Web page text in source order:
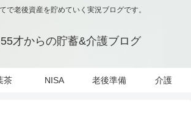
で老後資産を貯めていく実況ブログです。
才からの貯蓄&介護ブログ
茶 NISA 老後準備 介護